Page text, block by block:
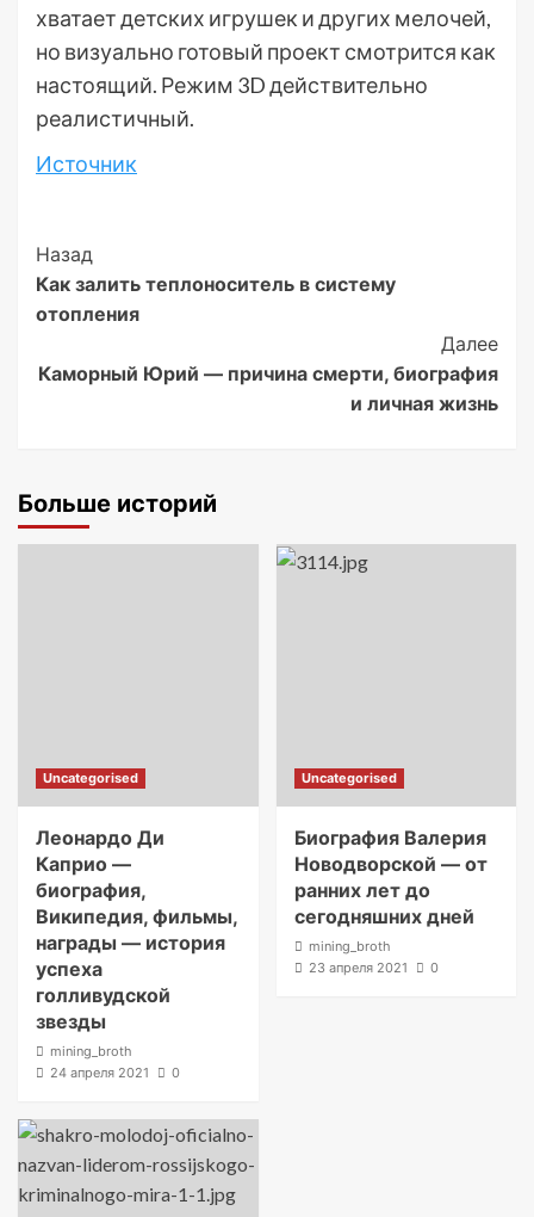
хватает детских игрушек и других мелочей,
но визуально готовый проект смотрится как
настоящий. Режим 3D действительно
реалистичный.
Источник
Post
Navigation
Назад
Как залить теплоноситель в систему
отопления
Далее
Каморный Юрий — причина смерти, биография
и личная жизнь
Больше историй
Uncategorised
Леонардо Ди
Каприо —
биография,
Википедия, фильмы,
награды — история
успеха
голливудской
звезды
mining_broth
24 апреля 2021
0
Uncategorised
Биография Валерия
Новодворской — от
ранних лет до
сегодняшних дней
mining_broth
23 апреля 2021
0